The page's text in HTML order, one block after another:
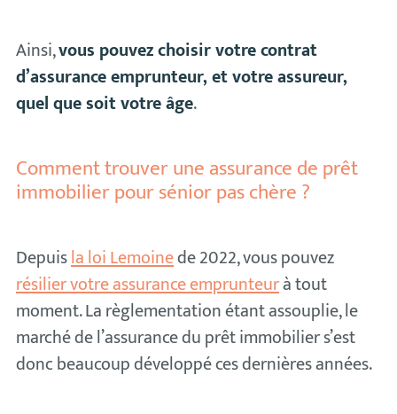
Ainsi,vous pouvez choisir votre contrat
d’assurance emprunteur, et votre assureur,
quel que soit votre âge.
Comment trouver une assurance de prêt
immobilier pour sénior pas chère ?
Depuisla loi Lemoinede 2022, vous pouvez
résilier votre assurance emprunteurà tout
moment. La règlementation étant assouplie, le
marché de l’assurance du prêt immobilier s’est
donc beaucoup développé ces dernières années.